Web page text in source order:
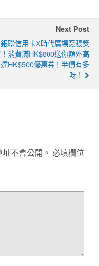
Next Post
銀聯信用卡x時代廣場簽賬獎
消費滿HK$800送你額外高
達HK$500優惠券！半價有多
呀！
不會公開。 必填欄位